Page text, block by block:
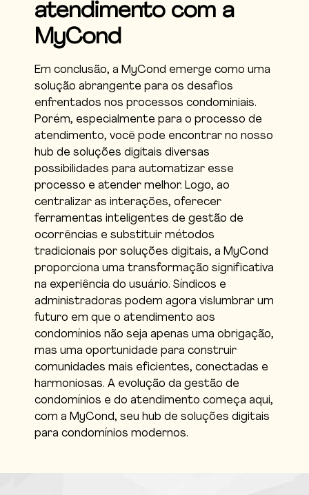
atendimento com a
MyCond
Em conclusão, a MyCond emerge como uma
solução abrangente para os desafios
enfrentados nos processos condominiais.
Porém, especialmente para o processo de
atendimento, você pode encontrar no nosso
hub de soluções digitais diversas
possibilidades para automatizar esse
processo e atender melhor. Logo, ao
centralizar as interações, oferecer
ferramentas inteligentes de gestão de
ocorrências e substituir métodos
tradicionais por soluções digitais, a MyCond
proporciona uma transformação significativa
na experiência do usuário. Síndicos e
administradoras podem agora vislumbrar um
futuro em que o atendimento aos
condomínios não seja apenas uma obrigação,
mas uma oportunidade para construir
comunidades mais eficientes, conectadas e
harmoniosas. A evolução da gestão de
condomínios e do atendimento começa aqui,
com a MyCond, seu hub de soluções digitais
para condomínios modernos.